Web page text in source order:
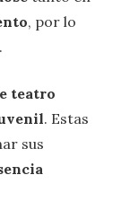
, por lo
.
teatro
. Estas
sus